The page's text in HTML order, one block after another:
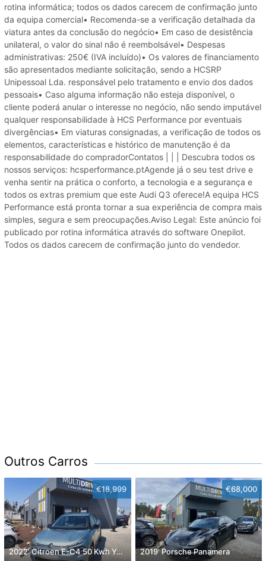
rotina informática; todos os dados carecem de confirmação junto
da equipa comercial• Recomenda-se a verificação detalhada da
viatura antes da conclusão do negócio• Em caso de desistência
unilateral, o valor do sinal não é reembolsável• Despesas
administrativas: 250€ (IVA incluído)• Os valores de financiamento
são apresentados mediante solicitação, sendo a HCSRP
Unipessoal Lda. responsável pelo tratamento e envio dos dados
pessoais• Caso alguma informação não esteja disponível, o
cliente poderá anular o interesse no negócio, não sendo imputável
qualquer responsabilidade à HCS Performance por eventuais
divergências• Em viaturas consignadas, a verificação de todos os
elementos, características e histórico de manutenção é da
responsabilidade do compradorContatos | | | Descubra todos os
nossos serviços: hcsperformance.ptAgende já o seu test drive e
venha sentir na prática o conforto, a tecnologia e a segurança e
todos os extras premium que este Audi Q3 oferece!A equipa HCS
Performance está pronta tornar a sua experiência de compra mais
simples, segura e sem preocupações.Aviso Legal: Este anúncio foi
publicado por rotina informática através do software Onepilot.
Todos os dados carecem de confirmação junto do vendedor.
Outros Carros
€18,999
2022' Citroen E-C4 50 Kwh You!
€68,000
2019' Porsche Panamera